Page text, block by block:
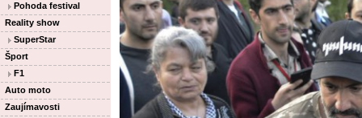
Pohoda festival
Reality show
SuperStar
Šport
F1
Auto moto
Zaujímavosti